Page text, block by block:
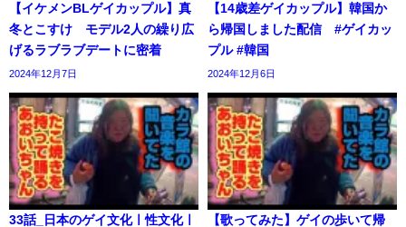
【イケメンBLゲイカップル】真
冬とこすけ モデル2人の繰り広
げるラブラブデートに密着
2024年12月7日
【14歳差ゲイカップル】韓国か
ら帰国しました配信 #ゲイカッ
プル #韓国
2024年12月6日
33話_日本のゲイ文化ㅣ性文化ㅣ
【歌ってみた】ゲイの歩いて帰